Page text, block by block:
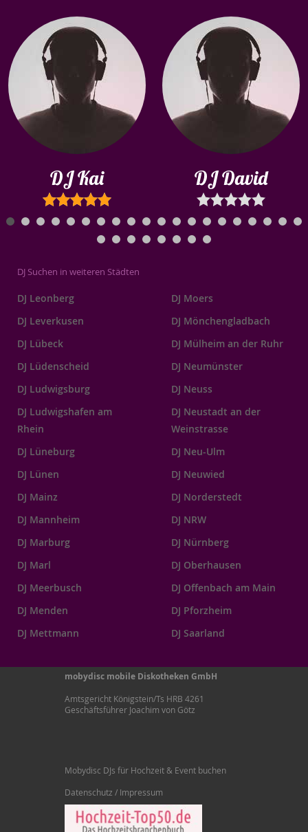
DJ Kai DJ David
DJ Suchen in weiteren Städten
DJ Leonberg
DJ Leverkusen
DJ Lübeck
DJ Lüdenscheid
DJ Ludwigsburg
DJ Ludwigshafen am
Rhein
DJ Lüneburg
DJ Lünen
DJ Mainz
DJ Mannheim
DJ Marburg
DJ Marl
DJ Meerbusch
DJ Menden
DJ Mettmann
DJ Moers
DJ Mönchengladbach
DJ Mülheim an der Ruhr
DJ Neumünster
DJ Neuss
DJ Neustadt an der
Weinstrasse
DJ Neu-Ulm
DJ Neuwied
DJ Norderstedt
DJ NRW
DJ Nürnberg
DJ Oberhausen
DJ Offenbach am Main
DJ Pforzheim
DJ Saarland
mobydisc mobile Diskotheken GmbH
Amtsgericht Königstein/Ts HRB 4261
Geschäftsführer Joachim von Götz
Mobydisc DJs für Hochzeit & Event buchen
Datenschutz / Impressum